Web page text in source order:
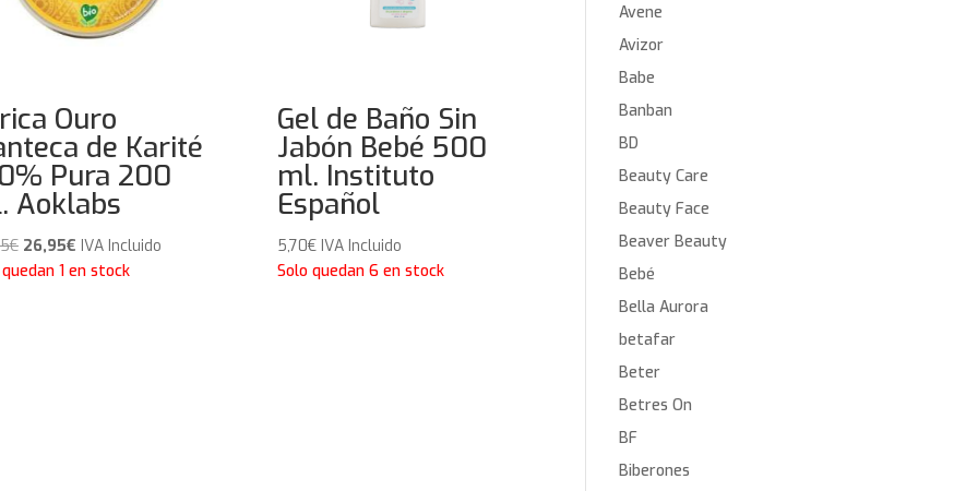
Ouro
de Karité
Pura 200
Aoklabs
€ El
precio
26,95€El
precio
IVA Incluido
1 en stock
Gel de Baño Sin
Jabón Bebé 500
ml. Instituto
Español
5,70€ IVA Incluido
Solo quedan 6 en stock
Avene
Avizor
Babe
Banban
BD
Beauty Care
Beauty Face
Beaver Beauty
Bebé
Bella Aurora
betafar
Beter
Betres On
BF
Biberones